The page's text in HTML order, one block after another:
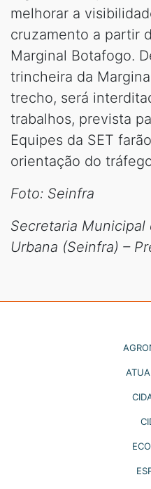
melhorar a
cruzamento a partir
Marginal Botafogo.
trincheira da
trecho, será
trabalhos, prevista
Equipes da SET
orientação do
Foto: Seinfra
Secretaria
Urbana (Seinfra) –